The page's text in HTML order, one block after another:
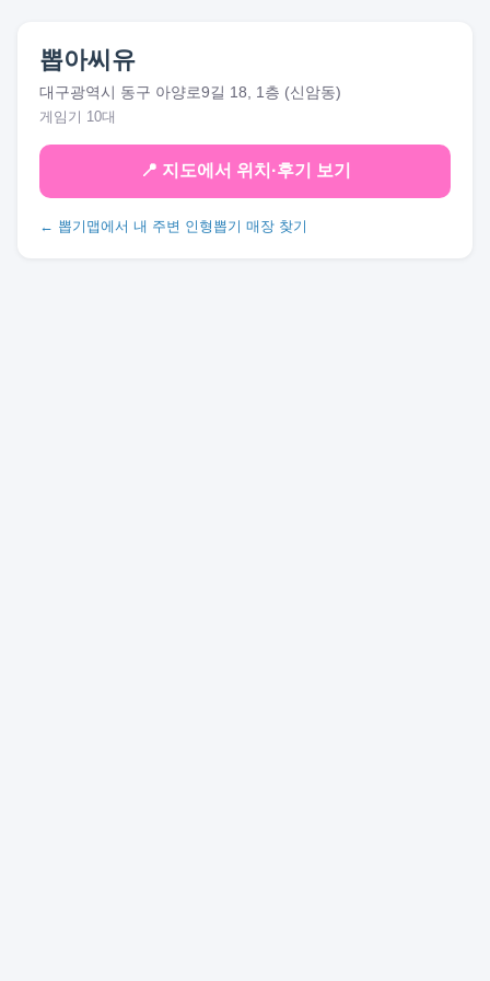
뽑아씨유
대구광역시 동구 아양로9길 18, 1층 (신암동)
게임기 10대
📍 지도에서 위치·후기 보기
← 뽑기맵에서 내 주변 인형뽑기 매장 찾기